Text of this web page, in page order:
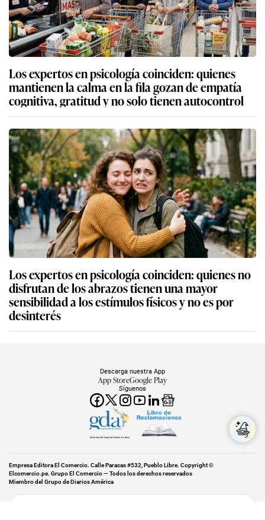
Los expertos en psicología coinciden: quienes
mantienen la calma en la fila gozan de empatía
cognitiva, gratitud y no solo tienen autocontrol
Los expertos en psicología coinciden: quienes no
disfrutan de los abrazos tienen una mayor
sensibilidad a los estímulos físicos y no es por
desinterés
Síguenos
Descarga nuestra App
App StoreGoogle Play
Miembro del Grupo de Diarios América
Empresa Editora El Comercio. Calle Paracas #532, Pueblo Libre. Copyright ©
Elcomercio.pe. Grupo El Comercio — Todos los derechos reservados
Miembro del Grupo de Diarios América